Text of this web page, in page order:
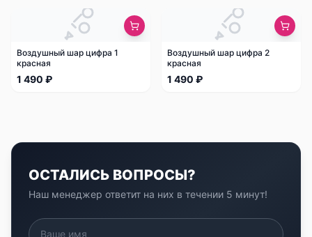
Воздушный шар цифра 1
красная
1 490 ₽
Воздушный шар цифра 2
красная
1 490 ₽
ОСТАЛИСЬ ВОПРОСЫ?
Наш менеджер ответит на них в течении 5 минут!